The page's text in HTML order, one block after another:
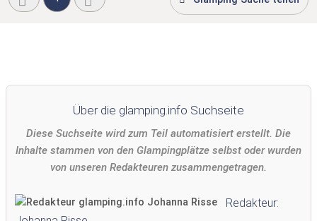
Über die glamping.info Suchseite
Diese Suchseite wird zum Teil automatisiert erstellt. Die
Inhalte stammen von den Glampingplätze selbst oder wurden
von unseren Redakteuren zusammengetragen.
Redakteur: